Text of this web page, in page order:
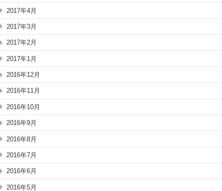
2017年4月
2017年3月
2017年2月
2017年1月
2016年12月
2016年11月
2016年10月
2016年9月
2016年8月
2016年7月
2016年6月
2016年5月